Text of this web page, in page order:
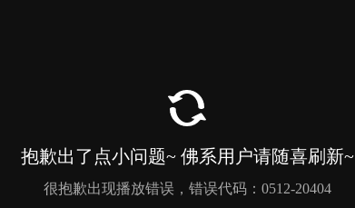
抱歉出了点小问题~ 佛系用户请随喜刷新~
很抱歉出现播放错误，错误代码：0512-20404